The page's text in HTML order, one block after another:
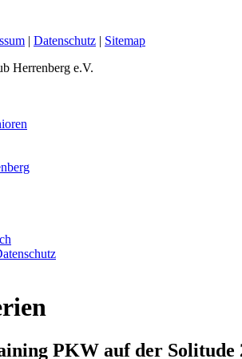
| Datenschutz | Sitemap
Herrenberg e.V.
PKW auf der Solitude